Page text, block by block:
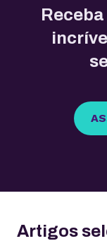
Artigos